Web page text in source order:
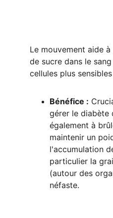
Le mouvement aide
de sucre dans le
cellules plus
Bénéfice :
gérer le diabète
également à
maintenir un
l'accumulation
particulier la
(autour des
néfaste.